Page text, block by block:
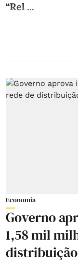
“Rel ...
Economia
Governo
1,58 mil